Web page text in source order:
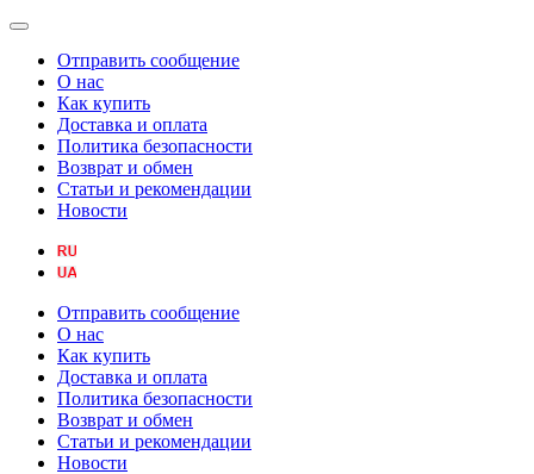
Отправить сообщение
О нас
Как купить
Доставка и оплата
Политика безопасности
Возврат и обмен
Статьи и рекомендации
Новости
Отправить сообщение
О нас
Как купить
Доставка и оплата
Политика безопасности
Возврат и обмен
Статьи и рекомендации
Новости